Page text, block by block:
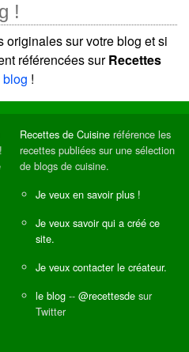
!
sur votre blog et si
référencées surRecettes
!
Recettes de Cuisine référence les
recettes publiées sur une sélection
de blogs de cuisine.
Je veux en savoir plus !
Je veux savoir qui a créé ce
site.
Je veux contacter le créateur.
le blog -- @recettesde sur
Twitter